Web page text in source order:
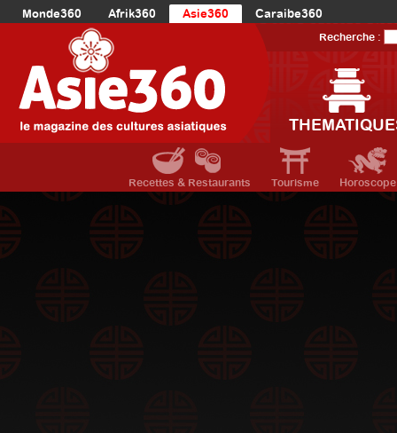
Monde360 Afrik360 Asie360
Caraibe360
Europe360
AmériqueDuNord360
Océanie360
Recherche :
Recettes & Restaurants Tourisme Horoscope